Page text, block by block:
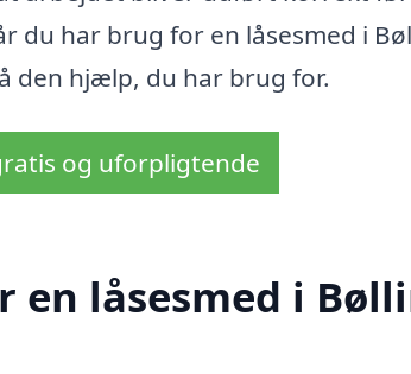
du har brug for en låsesmed i
den hjælp, du har brug for.
og uforpligtende
en låsesmed i